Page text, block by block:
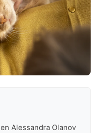
Alessandra Olanov